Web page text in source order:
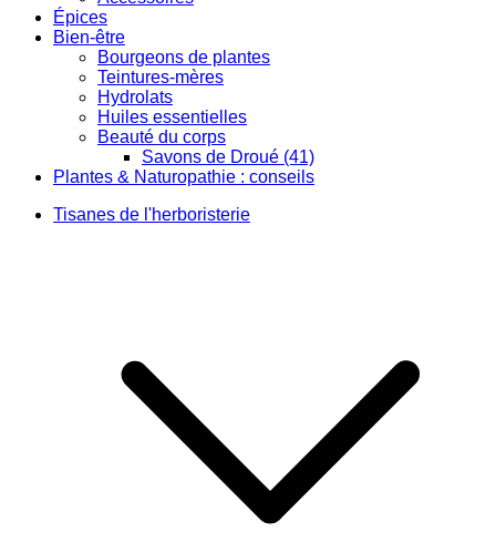
Épices
Bien-être
Bourgeons de plantes
Teintures-mères
Hydrolats
Huiles essentielles
Beauté du corps
Savons de Droué (41)
Plantes & Naturopathie : conseils
Tisanes de l'herboristerie